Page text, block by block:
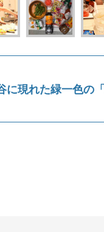
現れた緑一色の